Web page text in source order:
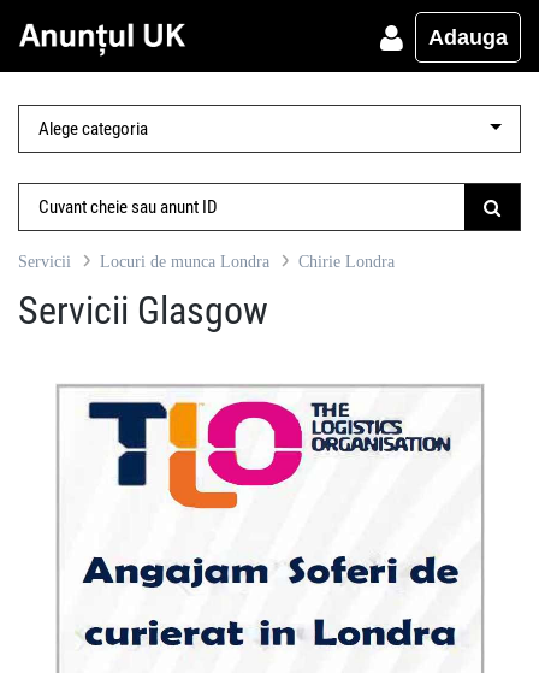
Adauga
Servicii Locuri de munca Londra Chirie Londra
Servicii Glasgow